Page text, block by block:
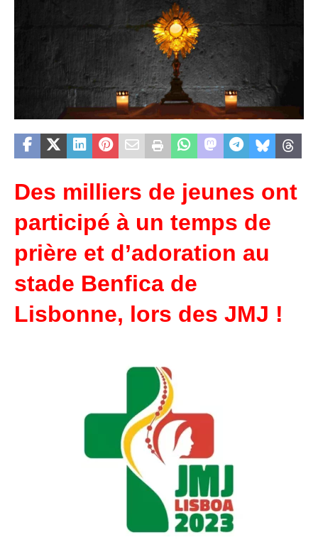
Des milliers de jeunes ont
participé à un temps de
prière et d’adoration au
stade Benfica de
Lisbonne, lors des JMJ !